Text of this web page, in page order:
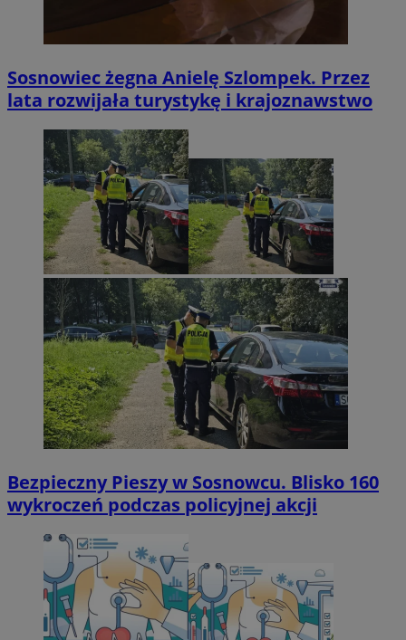
Sosnowiec żegna Anielę Szlompek. Przez
lata rozwijała turystykę i krajoznawstwo
Bezpieczny Pieszy w Sosnowcu. Blisko 160
wykroczeń podczas policyjnej akcji